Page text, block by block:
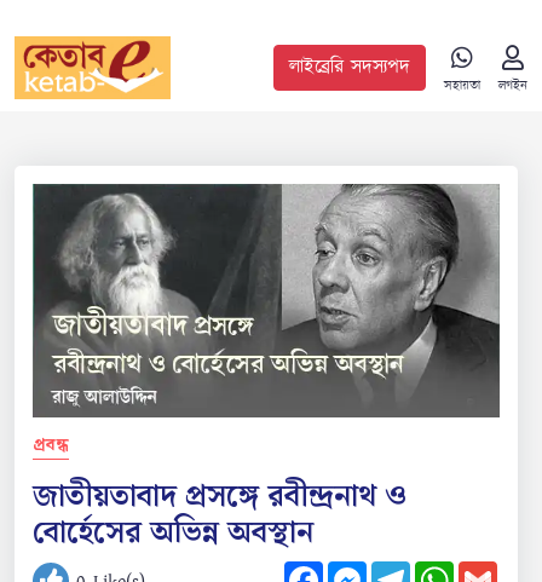
লাইব্রেরি সদস্যপদ
সহায়তা লগইন
প্রবন্ধ
জাতীয়তাবাদ প্রসঙ্গে রবীন্দ্রনাথ ও
বোর্হেসের অভিন্ন অবস্থান
FacebookMessengerTelegramWhatsApp